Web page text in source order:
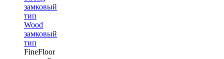
замковый
тип
Wood
замковый
тип
FineFloor